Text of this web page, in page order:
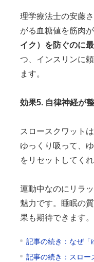
理学療法士の安藤さ
がる血糖値を筋肉
イク）を防ぐのに
つ、インスリンに
ます。
効果5. 自律神経が
スロースクワット
ゆっくり吸って、
をリセットしてくれ
運動中なのにリラ
魅力です。睡眠の
果も期待できます。
記事の続き：なぜ「
記事の続き：スロー